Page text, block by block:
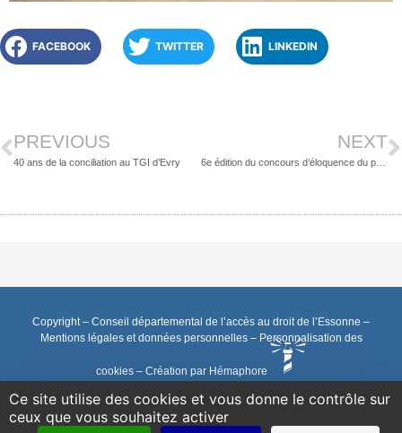
FACEBOOK TWITTER LINKEDIN
PREVIOUS
40 ans de la conciliation au TGI d’Evry
NEXT
6e édition du concours d’éloquence du point d’accès au droit en milieu scolaire
Copyright – Conseil départemental de l’accès au droit de l’Essonne –
Mentions légales et données personnelles– Personnalisation des
cookies – Création par Hémaphore
Ce site utilise des cookies et vous donne le contrôle sur
ceux que vous souhaitez activer